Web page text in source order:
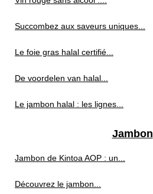
Succombez aux saveurs uniques...
Le foie gras halal certifié...
De voordelen van halal...
Le jambon halal : les lignes...
Jambon
Jambon de Kintoa AOP : un...
Découvrez le jambon...